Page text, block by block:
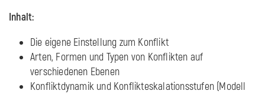
Inhalt:
Die eigene Einstellung zum Konflikt
Arten, Formen und Typen von Konflikten auf
verschiedenen Ebenen
Konfliktdynamik und Konflikteskalationsstufen (Modell